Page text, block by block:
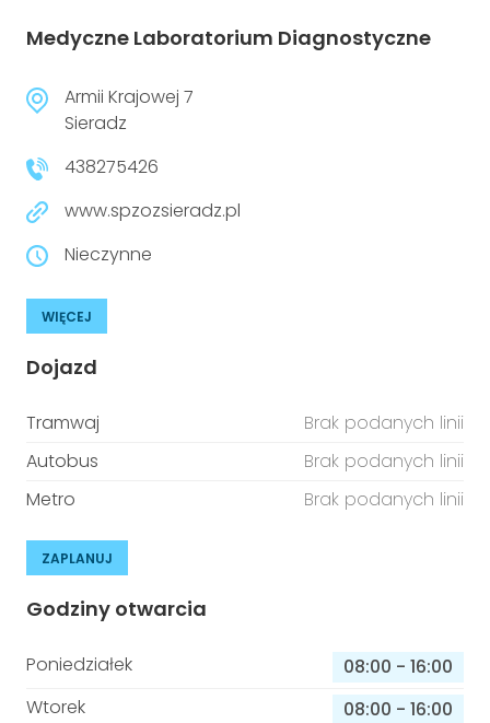
Medyczne Laboratorium Diagnostyczne
Armii Krajowej 7
Sieradz
438275426
www.spzozsieradz.pl
Nieczynne
WIĘCEJ
Dojazd
Tramwaj
Brak podanych linii
Autobus
Brak podanych linii
Metro
Brak podanych linii
ZAPLANUJ
Godziny otwarcia
Poniedziałek 08:00 - 16:00
Wtorek
08:00 - 16:00